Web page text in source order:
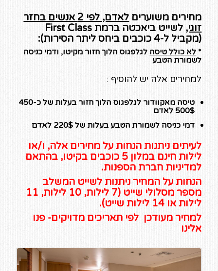
מחירים משוערים
לאדם, לפי 2 אנשים בחזר
זוגי,
לשייט ביאכטה ברמת First Class
(מקביל ל-4 כוכבים ביחס ליתר הסירות):
* לא כולל טיסה לגלפגוס הלוך חזור מקיטו, ודמי כניסה
לשמורת הטבע
למחירים אלה יש להוסיף :
טיסה מאקוודור לגלפגוס הלוך חזור בעלות של כ450-
500$ לאדם
דמי כניסה לשמורת הטבע בעלות של 220$ לאדם
לעיתים ניתנות הנחות על מחירים אלה, ו/או
לילות חינם במלון 5 כוכבים בקיטו, בהתאם
למדיניות חברת הספנות.
הנחות על המחיר ניתנות לשייט המשלב
מספר מסלולי שייט (7 לילות, 10 לילות, 11
לילות או 14 לילות שייט).
למחיר מעודכן לפי תאריכים מדויקים- פנו
אלינו